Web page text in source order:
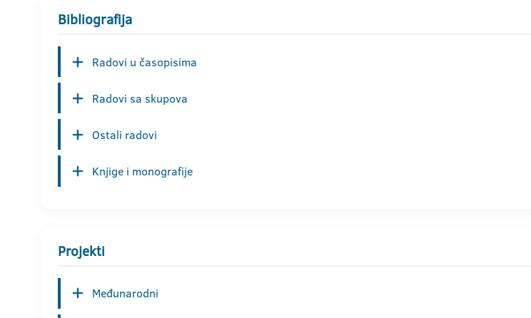
Bibliografija
Radovi u časopisima
Radovi sa skupova
Ostali radovi
Knjige i monografije
Projekti
Međunarodni